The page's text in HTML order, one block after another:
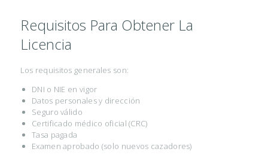
Requisitos Para Obtener La
Licencia
Los requisitos generales son:
DNI o NIE en vigor
Datos personales y dirección
Seguro válido
Certificado médico oficial (CRC)
Tasa pagada
Examen aprobado (solo nuevos cazadores)